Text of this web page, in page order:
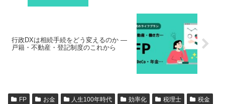
行政DXは相続手続をどう変えるのか ―
戸籍・不動産・登記制度のこれから
FP お金 人生100年時代 効率化 税理士
税金